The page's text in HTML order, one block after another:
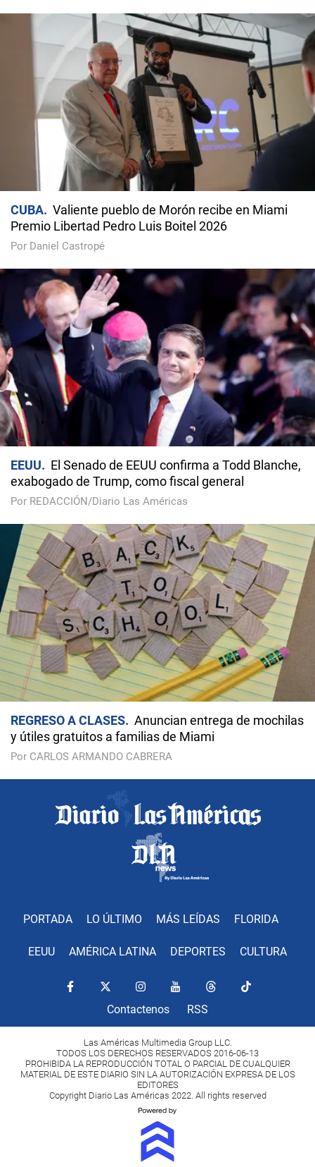
CUBA
Valiente pueblo de Morón recibe en Miami
Premio Libertad Pedro Luis Boitel 2026
Por Daniel Castropé
EEUU
El Senado de EEUU confirma a Todd Blanche,
exabogado de Trump, como fiscal general
Por REDACCIÓN/Diario Las Américas
REGRESO A CLASES
Anuncian entrega de mochilas
y útiles gratuitos a familias de Miami
Por CARLOS ARMANDO CABRERA
PORTADA LO ÚLTIMO MÁS LEÍDAS FLORIDA
EEUU AMÉRICA LATINA DEPORTES CULTURA
Contactenos RSS
Las Américas Multimedia Group LLC.
TODOS LOS DERECHOS RESERVADOS 2016-06-13
PROHIBIDA LA REPRODUCCIÓN TOTAL O PARCIAL DE CUALQUIER
MATERIAL DE ESTE DIARIO SIN LA AUTORIZACIÓN EXPRESA DE LOS
EDITORES
Copyright Diario Las Américas 2022. All rights reserved